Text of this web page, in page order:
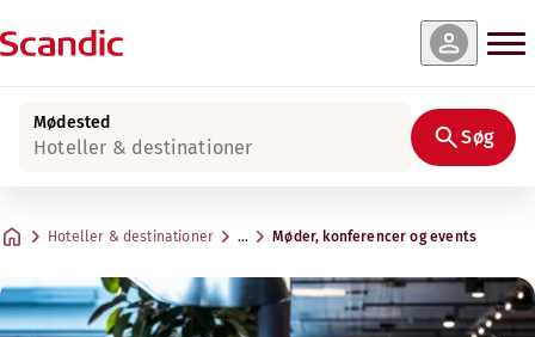
Mødested
Hoteller & destinationer Søg
Hoteller & destinationer … Møder, konferencer og events